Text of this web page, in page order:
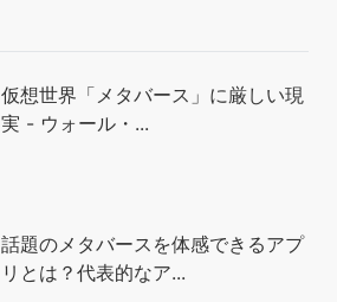
仮想世界「メタバース」に厳しい現
実 - ウォール・...
話題のメタバースを体感できるアプ
リとは？代表的なア...